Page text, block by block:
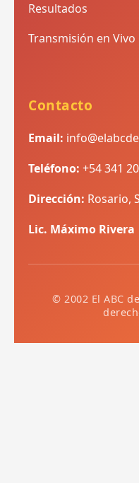
Resultados
Transmisión en Vivo
Contacto
Email:
Teléfono: +54 341
Dirección: Rosario,
Lic. Máximo Rivera
© 2002 El ABC